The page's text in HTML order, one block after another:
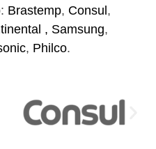
Brastemp, Consul ,
, Samsung,
, Philco.